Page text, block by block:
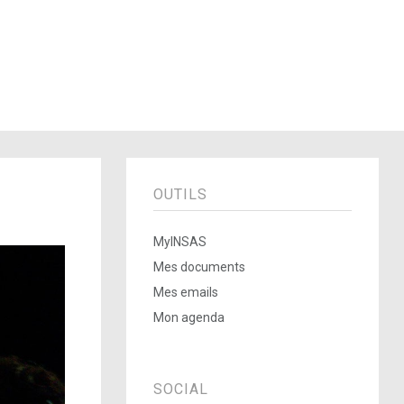
OUTILS
MyINSAS
Mes documents
Mes emails
Mon agenda
SOCIAL